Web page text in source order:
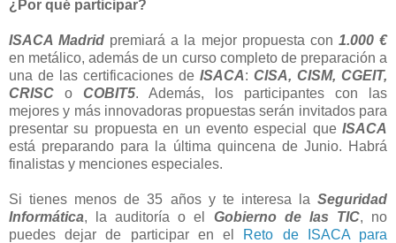
¿Por qué participar?
ISACA Madrid premiará a la mejor propuesta con 1.000 €
en metálico, además de un curso completo de preparación a
una de las certificaciones de ISACA: CISA, CISM, CGEIT,
CRISC o COBIT5. Además, los participantes con las
mejores y más innovadoras propuestas serán invitados para
presentar su propuesta en un evento especial que ISACA
está preparando para la última quincena de Junio. Habrá
finalistas y menciones especiales.
Si tienes menos de 35 años y te interesa la Seguridad
Informática, la auditoría o el Gobierno de las TIC, no
puedes dejar de participar en el Reto de ISACA para